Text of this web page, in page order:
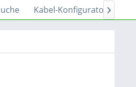
Kabel-Konfigurator 